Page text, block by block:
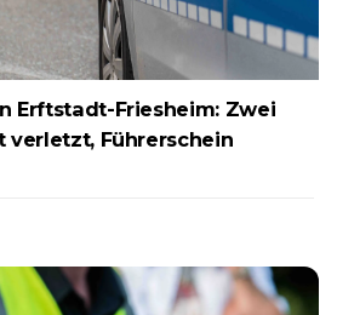
Erftstadt-Friesheim: Zwei
verletzt, Führerschein